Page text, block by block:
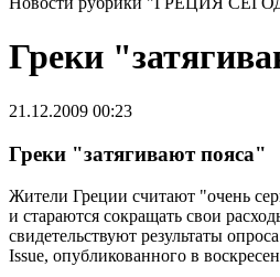
Греки
21.12.2009 00:23
Греки "затягивают пояса"
Жители Греции считают "очень
и стараются сокращать свои
свидетельствуют результаты
Issue, опубликованного в